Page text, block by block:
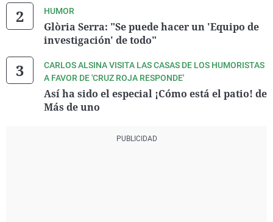
HUMOR
Glòria Serra: "Se puede hacer un 'Equipo de
investigación' de todo"
CARLOS ALSINA VISITA LAS CASAS DE LOS HUMORISTAS
A FAVOR DE 'CRUZ ROJA RESPONDE'
Así ha sido el especial ¡Cómo está el patio! de
Más de uno